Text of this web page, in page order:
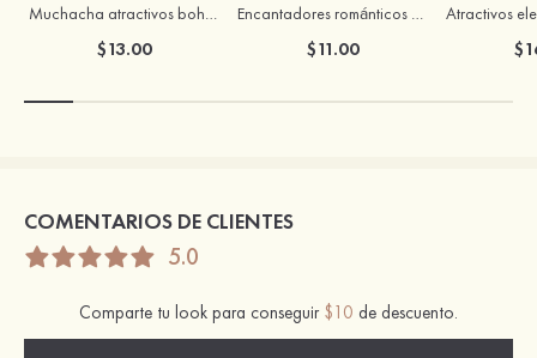
Muchacha atractivos bohemias brillo rhinestones pendientes
$13.00
Encantadores románticos espléndido circón pendientes
$11.00
COMENTARIOS DE CLIENTES
5.0
Comparte tu look para conseguir $10 de descuento.